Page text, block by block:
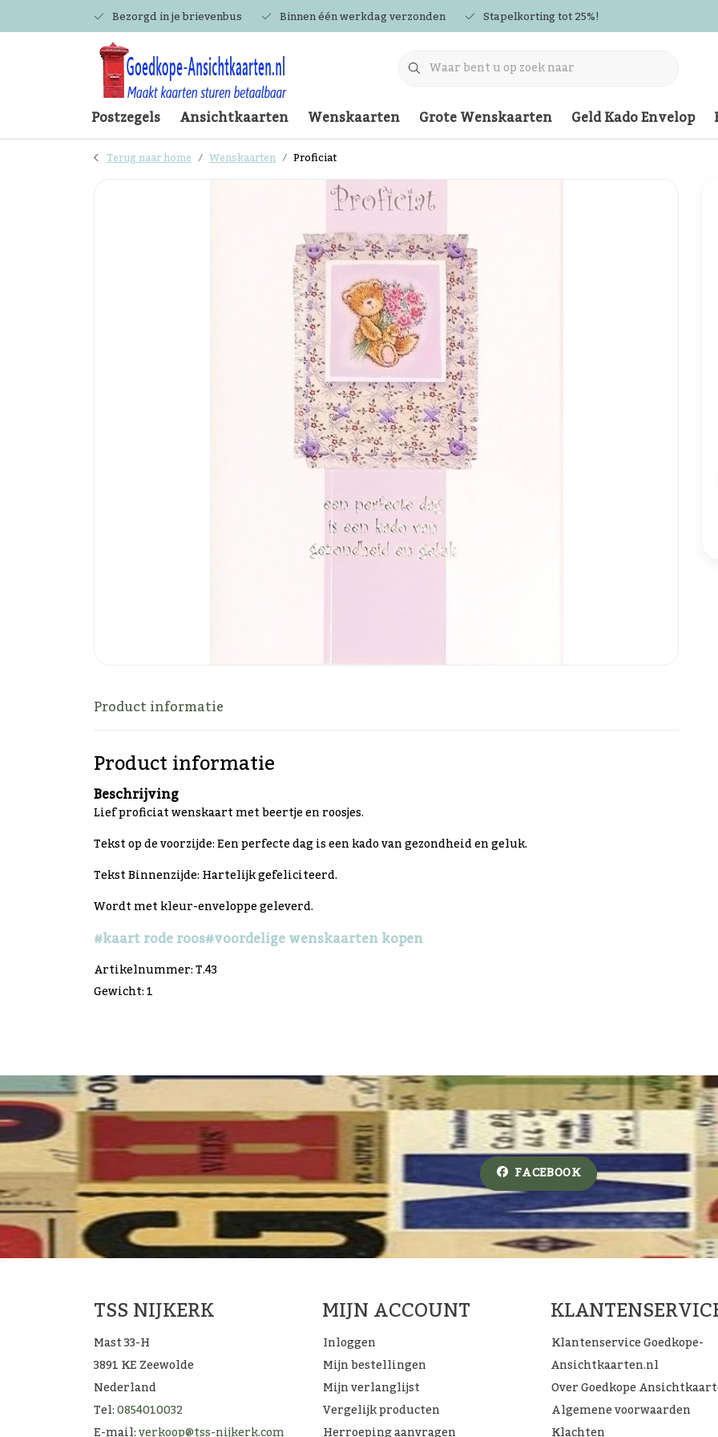
Bezorgd in je brievenbus Binnen één werkdag verzonden Stapelkorting tot 25%!
Postzegels Ansichtkaarten Wenskaarten Grote Wenskaarten Geld Kado Envelop
Terug naar home Wenskaarten Proficiat
Product informatie
Product informatie
Beschrijving
Lief proficiat wenskaart met beertje en roosjes.
Tekst op de voorzijde: Een perfecte dag is een kado van gezondheid en geluk.
Tekst Binnenzijde: Hartelijk gefeliciteerd.
Wordt met kleur-enveloppe geleverd.
#kaart rode roos#voordelige wenskaarten kopen
Artikelnummer: T.43
Gewicht: 1
FACEBOOK
TSS NIJKERK
Mast 33-H
3891 KE Zeewolde
Nederland
Tel:0854010032
MIJN ACCOUNT
Inloggen
Mijn bestellingen
Mijn verlanglijst
Vergelijk producten
Klantenservice Goedkope-
Ansichtkaarten.nl
Over Goedkope
Algemene voorwaarden